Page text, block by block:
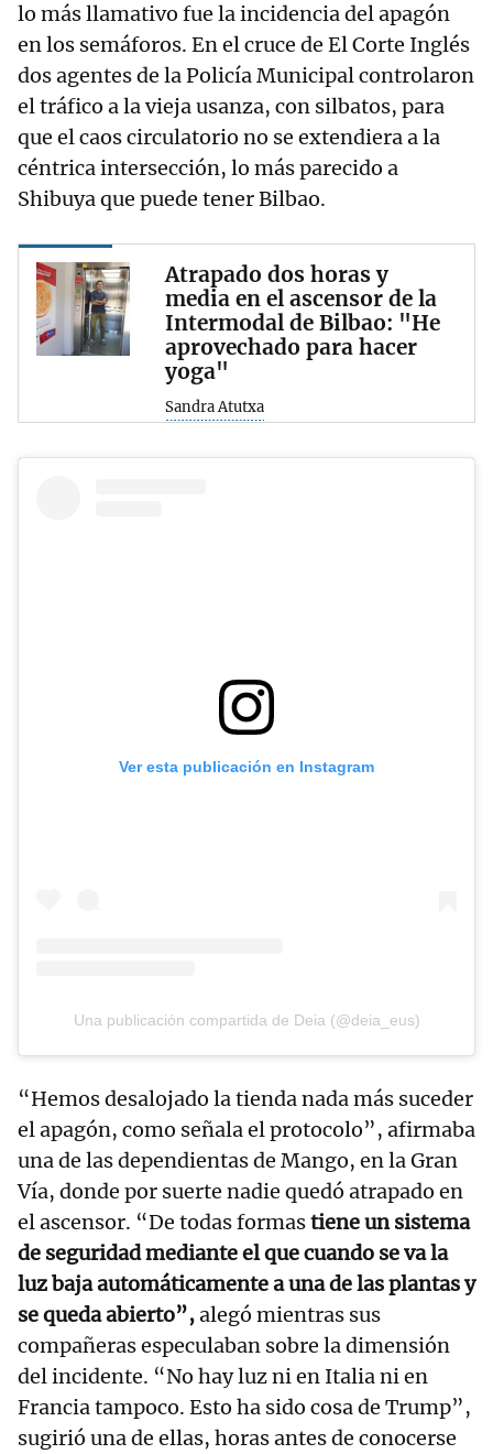
lo más llamativo fue la incidencia del apagón
en los semáforos. En el cruce de El Corte Inglés
dos agentes de la Policía Municipal controlaron
el tráfico a la vieja usanza, con silbatos, para
que el caos circulatorio no se extendiera a la
céntrica intersección, lo más parecido a
Shibuya que puede tener Bilbao.
Atrapado dos horas y
media en el ascensor de la
Intermodal de Bilbao: "He
aprovechado para hacer
yoga"
Sandra Atutxa
Ver esta publicación en Instagram
Una publicación compartida de Deia (@deia_eus)
“Hemos desalojado la tienda nada más suceder
el apagón, como señala el protocolo”, afirmaba
una de las dependientas de Mango, en la Gran
Vía, donde por suerte nadie quedó atrapado en
el ascensor. “De todas formastiene un sistema
de seguridad mediante el que cuando se va la
luz baja automáticamente a una de las plantas y
se queda abierto”,alegó mientras sus
compañeras especulaban sobre la dimensión
del incidente. “No hay luz ni en Italia ni en
Francia tampoco. Esto ha sido cosa de Trump”,
sugirió una de ellas, horas antes de conocerse